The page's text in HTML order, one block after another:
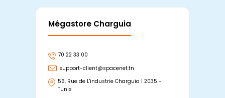
Mégastore Charguia
70 22 33 00
support-client@spacenet.tn
56, Rue de L'industrie Charguia I 2035 -
Tunis